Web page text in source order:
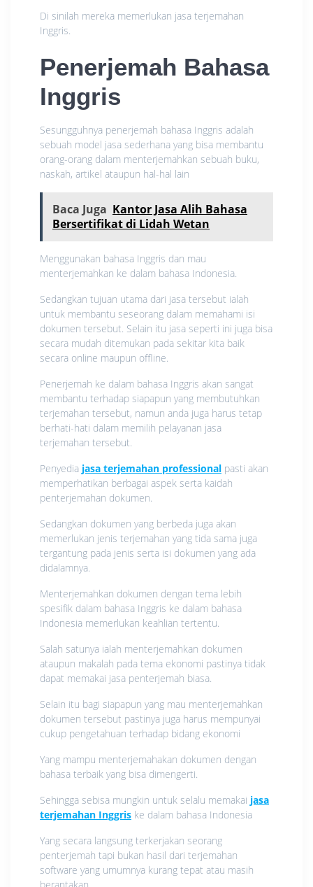
Di sinilah mereka memerlukan jasa terjemahan
Inggris.
Penerjemah Bahasa
Inggris
Sesungguhnya penerjemah bahasa Inggris adalah
sebuah model jasa sederhana yang bisa membantu
orang-orang dalam menterjemahkan sebuah buku,
naskah, artikel ataupun hal-hal lain
Baca Juga Kantor Jasa Alih Bahasa
Bersertifikat di Lidah Wetan
Menggunakan bahasa Inggris dan mau
menterjemahkan ke dalam bahasa Indonesia.
Sedangkan tujuan utama dari jasa tersebut ialah
untuk membantu seseorang dalam memahami isi
dokumen tersebut. Selain itu jasa seperti ini juga bisa
secara mudah ditemukan pada sekitar kita baik
secara online maupun offline.
Penerjemah ke dalam bahasa Inggris akan sangat
membantu terhadap siapapun yang membutuhkan
terjemahan tersebut, namun anda juga harus tetap
berhati-hati dalam memilih pelayanan jasa
terjemahan tersebut.
Penyedia jasa terjemahan professional pasti akan
memperhatikan berbagai aspek serta kaidah
penterjemahan dokumen.
Sedangkan dokumen yang berbeda juga akan
memerlukan jenis terjemahan yang tida sama juga
tergantung pada jenis serta isi dokumen yang ada
didalamnya.
Menterjemahkan dokumen dengan tema lebih
spesifik dalam bahasa Inggris ke dalam bahasa
Indonesia memerlukan keahlian tertentu.
Salah satunya ialah menterjemahkan dokumen
ataupun makalah pada tema ekonomi pastinya tidak
dapat memakai jasa penterjemah biasa.
Selain itu bagi siapapun yang mau menterjemahkan
dokumen tersebut pastinya juga harus mempunyai
cukup pengetahuan terhadap bidang ekonomi
Yang mampu menterjemahakan dokumen dengan
bahasa terbaik yang bisa dimengerti.
Sehingga sebisa mungkin untuk selalu memakai jasa
terjemahan Inggris ke dalam bahasa Indonesia
Yang secara langsung terkerjakan seorang
penterjemah tapi bukan hasil dari terjemahan
software yang umumnya kurang tepat atau masih